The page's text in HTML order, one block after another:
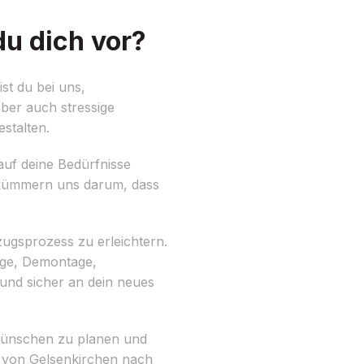
dich vor?
du bei uns,
auch stressige
deine Bedürfnisse
uns darum, dass
zu erleichtern.
Demontage,
sicher an dein neues
zu planen und
Gelsenkirchen nach